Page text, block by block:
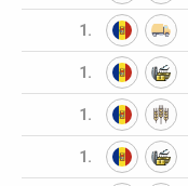
1.
1.
1.
1.